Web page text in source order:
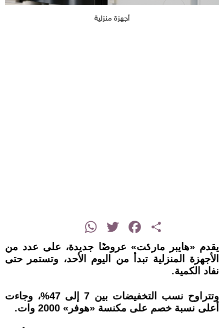
أجهزة منزلية
Share
Facebook
Twitter
WhatsApp
يقدم «هايبر ماركت» عروضًا جديدة، على عدد من
الأجهزة المنزلية تبدأ من اليوم الأحد، وتستمر حتى
نفاد الكمية.
وتتراوح نسب التخفيضات بين 7 إلى 47%، وجاءت
أعلى نسبة خصم على مكنسة «هوفر» 2000 وات.